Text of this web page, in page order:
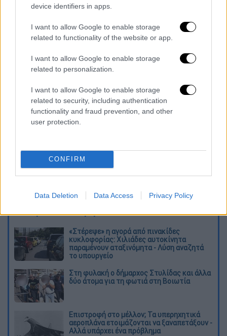
device identifiers in apps.
I want to allow Google to enable storage
related to functionality of the website or app.
I want to allow Google to enable storage
related to personalization.
I want to allow Google to enable storage
related to security, including authentication
functionality and fraud prevention, and other
user protection.
CONFIRM
Data Deletion Data Access Privacy Policy
«Στέρεψε» η αγορά από πινακίδες
κυκλοφορίας: Χιλιάδες αυτοκίνητα
παραμένουν αταξινόμητα - Λύση αναζητά
το υπουργείο
Στη φυλακή ο δήμαρχος Στυλίδας και άλλα
δύο άτομα για τη φωτιά στη Βοιωτία
Επιστροφή στο μέλλον; Τα υπερηχητικά
αεροπλάνα ετοιμάζονται να ξαναπετάξουν -
Αλλά υπάρχει ένα πρόβλημα